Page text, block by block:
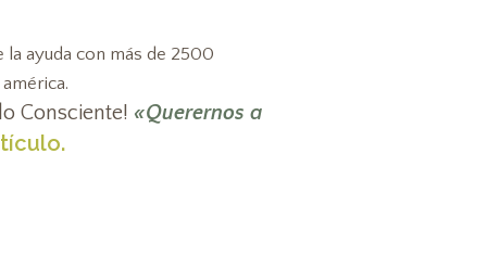
ayuda con más de 2500
Consciente! «Querernos a